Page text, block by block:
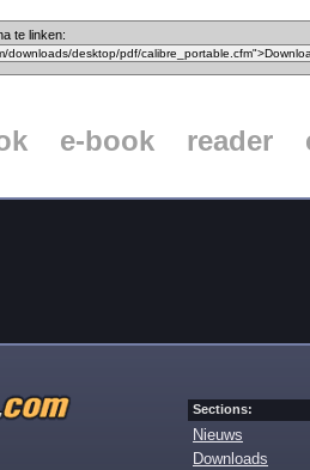
te linken:
e-book reader
Sections:
Nieuws
Downloads